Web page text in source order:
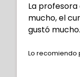
La
mucho, el
gustó
Lo recomiendo